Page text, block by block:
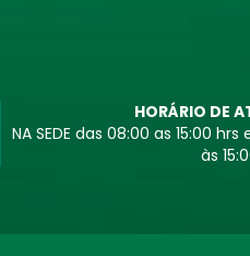
HORÁRIO DE
NA SEDE das 08:00 as 15:00
às